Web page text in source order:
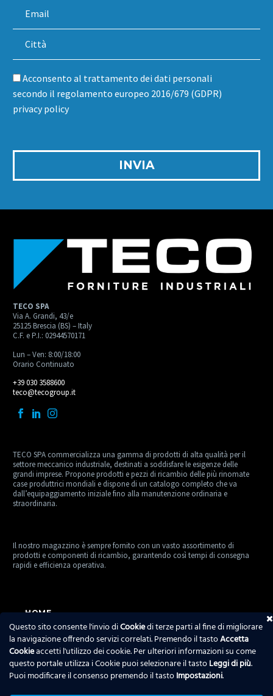
Acconsento al trattamento dei dati personali
secondo il regolamento europeo 2016/679 (GDPR)
privacy policy
TECO SPA
Via A. Grandi, 43/e
25125 Brescia (BS) – Italy
C.F. e P.I.: 02944570171
Lun – Ven: 8:00/18:00
Orario Continuato
+39 030 3588600
teco@tecogroup.it
TECO SPA commercializza una gamma di prodotti di alta qualità per il
settore meccanico industriale, destinati a soddisfare le esigenze delle
grandi imprese. Propone prodotti e pezzi di ricambio delle più rinomate
case produttrici mondiali e dispone di un catalogo completo che va
dall’equipaggiamento iniziale fino alla manutenzione ordinaria e
straordinaria.
Il nostro magazzino è sempre fornito con un vasto assortimento di
prodotti e componenti di ricambio, garantendo così tempi di consegna
rapidi e efficienza operativa.
HOME
TECO SPA
PRODOTTI
SERVIZI
Questo sito consente l'invio diCookiedi terze parti al fine di migliorare
la navigazione offrendo servizi correlati. Premendo il tastoAccetta
Cookieaccetti l'utilizzo dei cookie. Per ulteriori informazioni su come
questo portale utilizza i Cookie puoi selezionare il tastoLeggi di più.
Puoi modificare il consenso premendo il tastoImpostazioni.